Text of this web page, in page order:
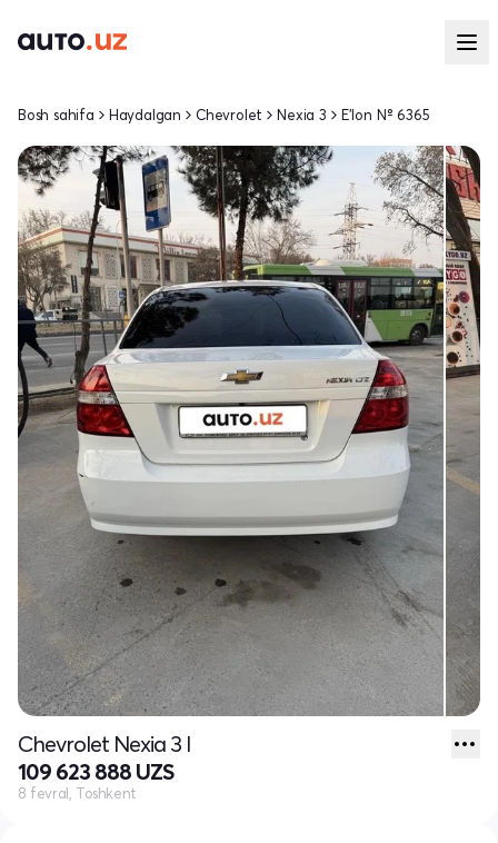
Bosh sahifa Haydalgan Chevrolet Nexia 3 E'lon № 6365
Chevrolet Nexia 3 I
109 623 888 UZS
8 fevral, Toshkent